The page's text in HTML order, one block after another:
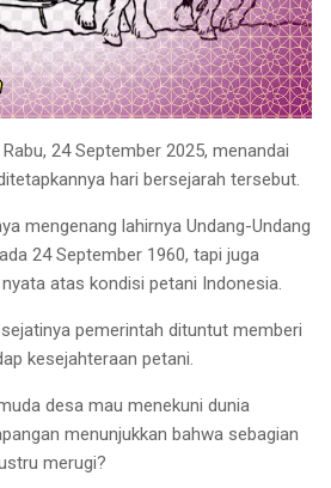
24 September 2025, menandai
hari bersejarah tersebut.
mengenang lahirnya Undang-Undang
24 September 1960, tapi juga
atas kondisi petani Indonesia.
pemerintah dituntut memberi
kesejahteraan petani.
desa mau menekuni dunia
menunjukkan bahwa sebagian
merugi?